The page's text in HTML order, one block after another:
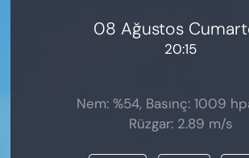
08 Ağustos
20:15
Nem: %54, Basınç: 1009
Rüzgar: 2.89 m/s
ÖZEL HABER